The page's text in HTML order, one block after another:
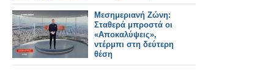
Ιστορίες»
Μεσημεριανή Ζώνη:
Σταθερά μπροστά οι
«Αποκαλύψεις»,
ντέρμπι στη δεύτερη
θέση